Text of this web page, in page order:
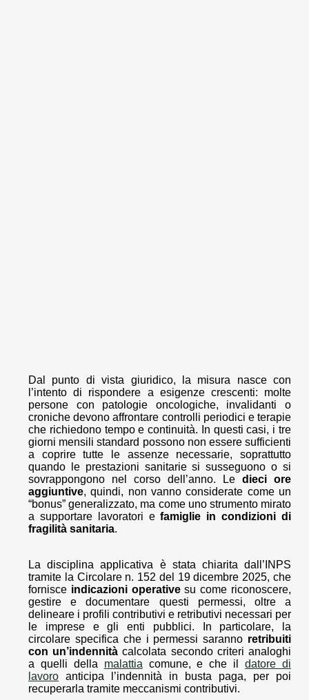
Dal punto di vista giuridico, la misura nasce con
l’intento di rispondere a esigenze crescenti: molte
persone con patologie oncologiche, invalidanti o
croniche devono affrontare controlli periodici e terapie
che richiedono tempo e continuità. In questi casi, i tre
giorni mensili standard possono non essere sufficienti
a coprire tutte le assenze necessarie, soprattutto
quando le prestazioni sanitarie si susseguono o si
sovrappongono nel corso dell’anno. Le dieci ore
aggiuntive, quindi, non vanno considerate come un
“bonus” generalizzato, ma come uno strumento mirato
a supportare lavoratori efamiglie in condizioni di
fragilità sanitaria.
La disciplina applicativa è stata chiarita dall’INPS
tramite la Circolare n. 152 del 19 dicembre 2025, che
fornisce indicazioni operativesu come riconoscere,
gestire e documentare questi permessi, oltre a
delineare i profili contributivi e retributivi necessari per
le imprese e gli enti pubblici. In particolare, la
circolare specifica che i permessi saranno retribuiti
con un’indennità calcolata secondo criteri analoghi
a quelli della malattia comune, e che ildatore di
lavoro anticipa l’indennità in busta paga, per poi
recuperarla tramite meccanismi contributivi.